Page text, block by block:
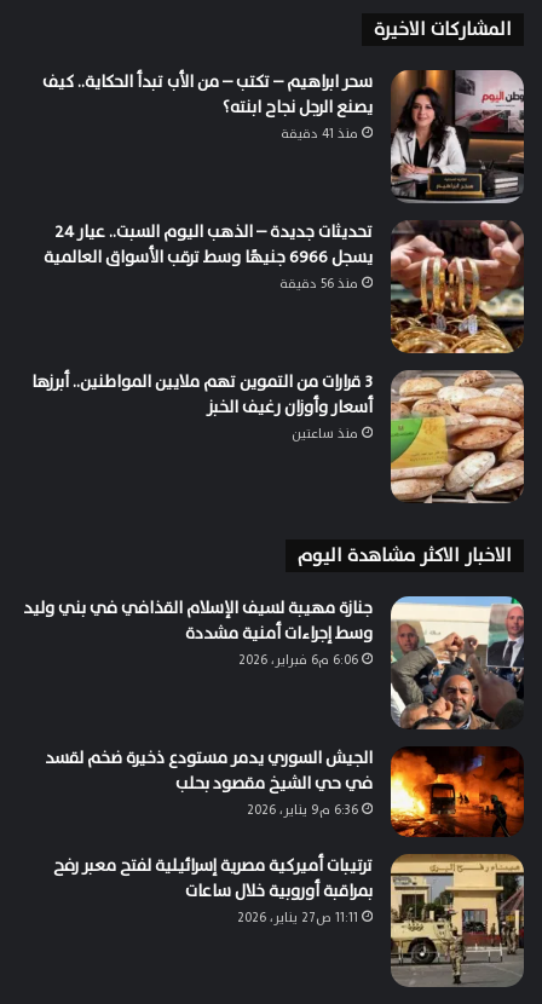
المشاركات الاخيرة
سحر ابراهيم – تكتب – من الأب تبدأ الحكاية.. كيف
يصنع الرجل نجاح ابنته؟
منذ 41 دقيقة
تحديثات جديدة – الذهب اليوم السبت.. عيار 24
يسجل 6966 جنيهًا وسط ترقب الأسواق العالمية
منذ 56 دقيقة
3 قرارات من التموين تهم ملايين المواطنين.. أبرزها
أسعار وأوزان رغيف الخبز
منذ ساعتين
الاخبار الاكثر مشاهدة اليوم
جنازة مهيبة لسيف الإسلام القذافي في بني وليد
وسط إجراءات أمنية مشددة
6:06 م6 فبراير، 2026
الجيش السوري يدمر مستودع ذخيرة ضخم لقسد
في حي الشيخ مقصود بحلب
6:36 م9 يناير، 2026
ترتيبات أميركية مصرية إسرائيلية لفتح معبر رفح
بمراقبة أوروبية خلال ساعات
11:11 ص27 يناير، 2026